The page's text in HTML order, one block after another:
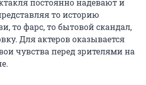
постоянно надевают и
то историю
то фарс, то бытовой скандал,
Для актеров оказывается
чувства перед зрителями на